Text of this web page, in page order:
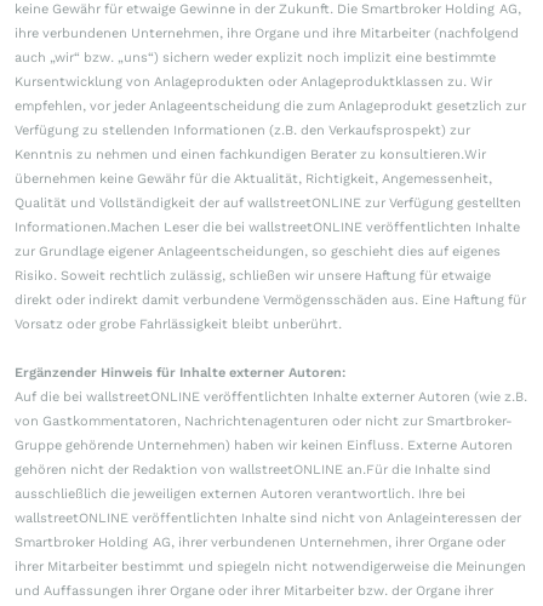
keine Gewähr für etwaige Gewinne in der Zukunft. Die Smartbroker Holding AG,
ihre verbundenen Unternehmen, ihre Organe und ihre Mitarbeiter (nachfolgend
auch „wir“ bzw. „uns“) sichern weder explizit noch implizit eine bestimmte
Kursentwicklung von Anlageprodukten oder Anlageproduktklassen zu. Wir
empfehlen, vor jeder Anlageentscheidung die zum Anlageprodukt gesetzlich zur
Verfügung zu stellenden Informationen (z.B. den Verkaufsprospekt) zur
Kenntnis zu nehmen und einen fachkundigen Berater zu konsultieren.Wir
übernehmen keine Gewähr für die Aktualität, Richtigkeit, Angemessenheit,
Qualität und Vollständigkeit der auf wallstreetONLINE zur Verfügung gestellten
Informationen.Machen Leser die bei wallstreetONLINE veröffentlichten Inhalte
zur Grundlage eigener Anlageentscheidungen, so geschieht dies auf eigenes
Risiko. Soweit rechtlich zulässig, schließen wir unsere Haftung für etwaige
direkt oder indirekt damit verbundene Vermögensschäden aus. Eine Haftung für
Vorsatz oder grobe Fahrlässigkeit bleibt unberührt.
Ergänzender Hinweis für Inhalte externer Autoren:
Auf die bei wallstreetONLINE veröffentlichten Inhalte externer Autoren (wie z.B.
von Gastkommentatoren, Nachrichtenagenturen oder nicht zur Smartbroker-
Gruppe gehörende Unternehmen) haben wir keinen Einfluss. Externe Autoren
gehören nicht der Redaktion von wallstreetONLINE an.Für die Inhalte sind
ausschließlich die jeweiligen externen Autoren verantwortlich. Ihre bei
wallstreetONLINE veröffentlichten Inhalte sind nicht von Anlageinteressen der
Smartbroker Holding AG, ihrer verbundenen Unternehmen, ihrer Organe oder
ihrer Mitarbeiter bestimmt und spiegeln nicht notwendigerweise die Meinungen
und Auffassungen ihrer Organe oder ihrer Mitarbeiter bzw. der Organe ihrer